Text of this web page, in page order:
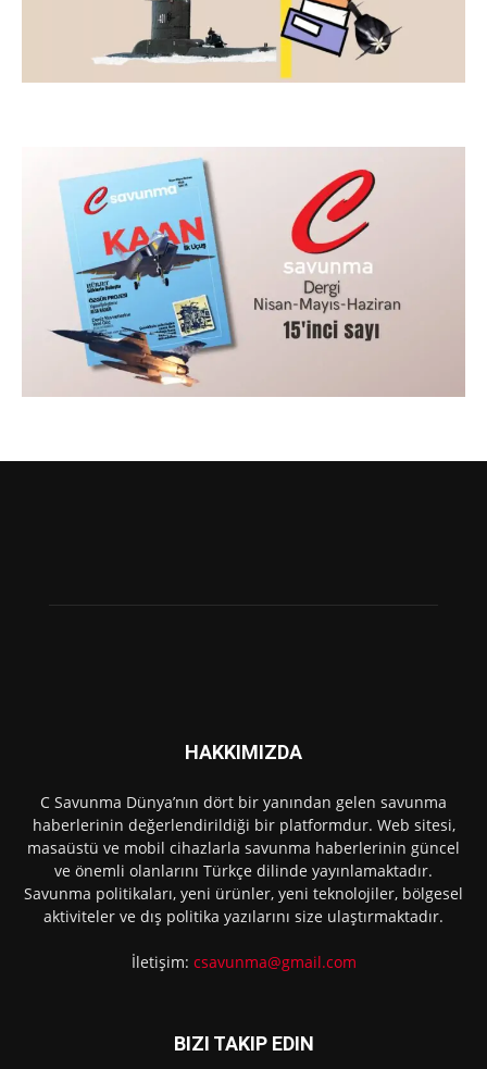
HAKKIMIZDA
C Savunma Dünya’nın dört bir yanından gelen savunma
haberlerinin değerlendirildiği bir platformdur. Web sitesi,
masaüstü ve mobil cihazlarla savunma haberlerinin güncel
ve önemli olanlarını Türkçe dilinde yayınlamaktadır.
Savunma politikaları, yeni ürünler, yeni teknolojiler, bölgesel
aktiviteler ve dış politika yazılarını size ulaştırmaktadır.
İletişim: csavunma@gmail.com
BIZI TAKIP EDIN